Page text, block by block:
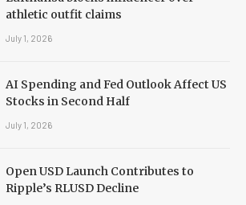
athletic outfit claims
July 1, 2026
AI Spending and Fed Outlook Affect US
Stocks in Second Half
July 1, 2026
Open USD Launch Contributes to
Ripple’s RLUSD Decline